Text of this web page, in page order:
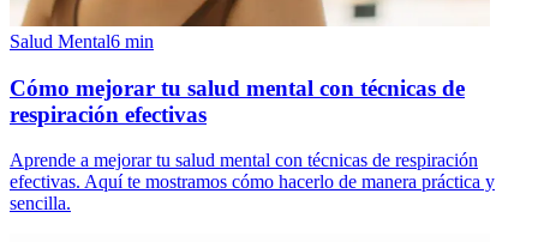
Salud Mental6 min
Cómo mejorar tu salud mental con técnicas de
respiración efectivas
Aprende a mejorar tu salud mental con técnicas de respiración
efectivas. Aquí te mostramos cómo hacerlo de manera práctica y
sencilla.